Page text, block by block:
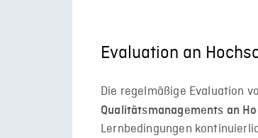
Evaluation an
Die regelmäßige Evaluation
Qualitätsmanagements an
Lernbedingungen